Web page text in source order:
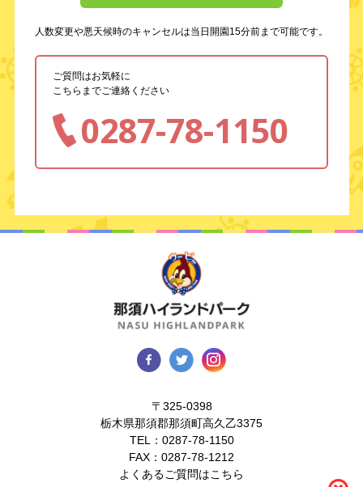
人数変更や悪天候時のキャンセルは当日開園15分前まで可能です。
ご質問はお気軽に
こちらまでご連絡ください
0287-78-1150
〒325-0398
栃木県那須郡那須町高久乙3375
TEL： 0287-78-1150
FAX：0287-78-1212
よくあるご質問はこちら